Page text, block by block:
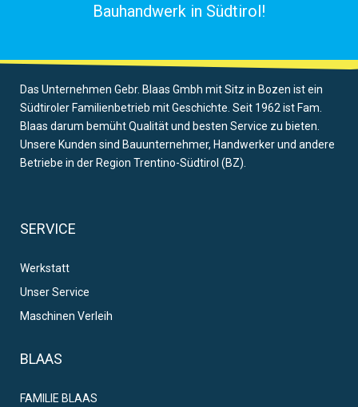
Bauhandwerk in Südtirol!
Das Unternehmen Gebr. Blaas Gmbh mit Sitz in Bozen ist ein
Südtiroler Familienbetrieb mit Geschichte. Seit 1962 ist Fam.
Blaas darum bemüht Qualität und besten Service zu bieten.
Unsere Kunden sind Bauunternehmer, Handwerker und andere
Betriebe in der Region Trentino-Südtirol (BZ).
SERVICE
Werkstatt
Unser Service
Maschinen Verleih
BLAAS
FAMILIE BLAAS